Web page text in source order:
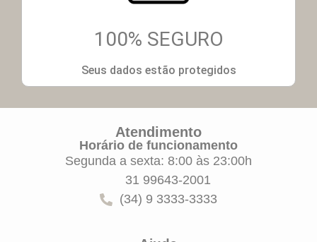
100% SEGURO
Seus dados estão protegidos
Atendimento
Horário de funcionamento
Segunda a sexta: 8:00 às 23:00h
31 99643-2001
(34) 9 3333-3333